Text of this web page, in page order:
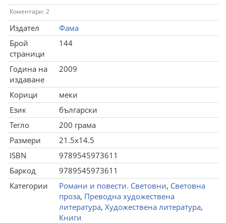
Коментари: 2
Издател
Фама
Брой
страници
144
Година на
издаване
2009
Корици
меки
Език
български
Тегло
200 грама
Размери
21.5x14.5
ISBN
9789545973611
Баркод
9789545973611
Категории
Романи и повести. Световни, Световна
проза, Преводна художествена
литература, Художествена литература,
Книги